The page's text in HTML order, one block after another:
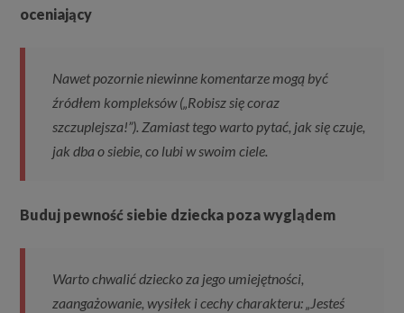
oceniający
Nawet pozornie niewinne komentarze mogą być
źródłem kompleksów („Robisz się coraz
szczuplejsza!”). Zamiast tego warto pytać, jak się czuje,
jak dba o siebie, co lubi w swoim ciele.
Buduj pewność siebie dziecka poza wyglądem
Warto chwalić dziecko za jego umiejętności,
zaangażowanie, wysiłek i cechy charakteru: „Jesteś